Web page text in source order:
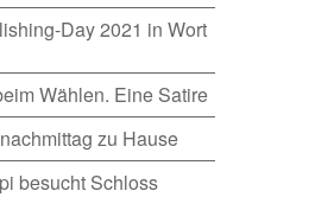
Day 2021 in Wort
Wählen. Eine Satire
zu Hause
besucht Schloss